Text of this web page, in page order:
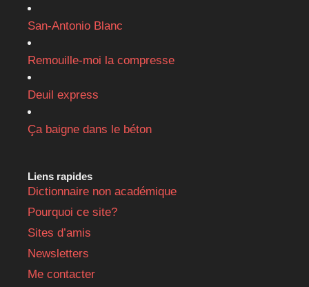
San-Antonio Blanc
Remouille-moi la compresse
Deuil express
Ça baigne dans le béton
Liens rapides
Dictionnaire non académique
Pourquoi ce site?
Sites d’amis
Newsletters
Me contacter